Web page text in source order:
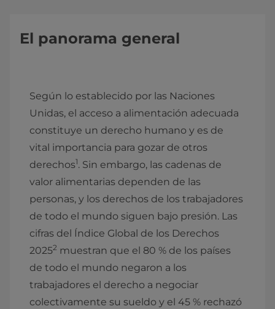
El panorama general
Según lo establecido por las Naciones
Unidas, el acceso a alimentación adecuada
constituye un derecho humano y es de
vital importancia para gozar de otros
derechos1. Sin embargo, las cadenas de
valor alimentarias dependen de las
personas, y los derechos de los trabajadores
de todo el mundo siguen bajo presión. Las
cifras del Índice Global de los Derechos
20252 muestran que el 80 % de los países
de todo el mundo negaron a los
trabajadores el derecho a negociar
colectivamente su sueldo y el 45 % rechazó